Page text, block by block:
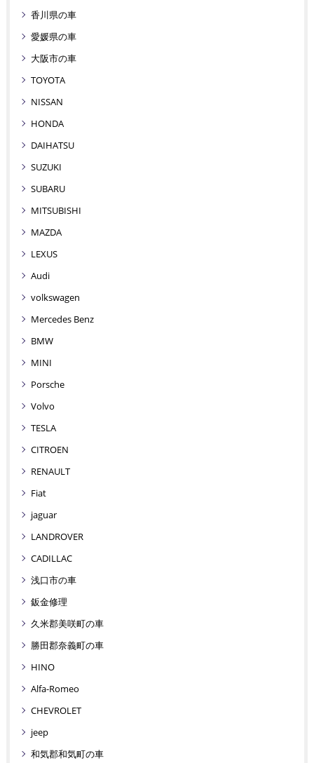
香川県の車
愛媛県の車
大阪市の車
TOYOTA
NISSAN
HONDA
DAIHATSU
SUZUKI
SUBARU
MITSUBISHI
MAZDA
LEXUS
Audi
volkswagen
Mercedes Benz
BMW
MINI
Porsche
Volvo
TESLA
CITROEN
RENAULT
Fiat
jaguar
LANDROVER
CADILLAC
浅口市の車
鈑金修理
久米郡美咲町の車
勝田郡奈義町の車
HINO
Alfa-Romeo
CHEVROLET
jeep
和気郡和気町の車